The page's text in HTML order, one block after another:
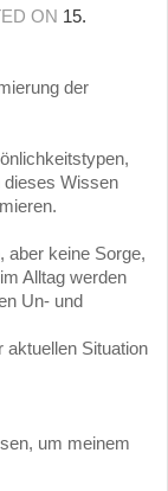
ON 15.
der
dieses Wissen
aber keine Sorge,
Alltag werden
Un- und
aktuellen Situation
um meinem